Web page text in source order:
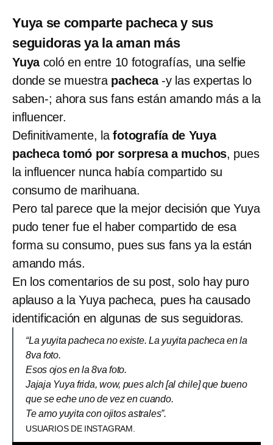
Yuya se comparte pacheca y sus
seguidoras ya la aman más
Yuya coló en entre 10 fotografías, una selfie
donde se muestra pacheca-y las expertas lo
saben-; ahora sus fans están amando más a la
influencer.
Definitivamente, lafotografía de Yuya
pacheca tomó por sorpresa a muchos, pues
la influencer nunca había compartido su
consumo de marihuana.
Pero tal parece que la mejor decisión que Yuya
pudo tener fue el haber compartido de esa
forma su consumo, pues sus fans ya la están
amando más.
En los comentarios de su post, solo hay puro
aplauso a la Yuya pacheca, pues ha causado
identificación en algunas de sus seguidoras.
“La yuyita pacheca no existe. La yuyita pacheca en la
8va foto.
Esos ojos en la 8va foto.
Jajaja Yuya frida, wow, pues alch [al chile] que bueno
que se eche uno de vez en cuando.
Te amo yuyita con ojitos astrales”.
USUARIOS DE INSTAGRAM.